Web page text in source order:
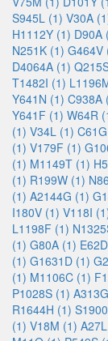
S945L (1) V30A
H1112Y (1) D90A
N251K (1) G464V
D4064A (1)
T1482I (1)
Y641N (1) C938A
Y641F (1) W64R
(1) V34L (1)
(1) V179F (1)
(1) M1149T (1)
(1) R199W (1)
(1) A2144G (1)
I180V (1) V118I
L1198F (1)
(1) G80A (1)
(1) G1631D (1)
(1) M1106C (1)
P1028S (1)
R1644H (1)
(1) V18M (1)